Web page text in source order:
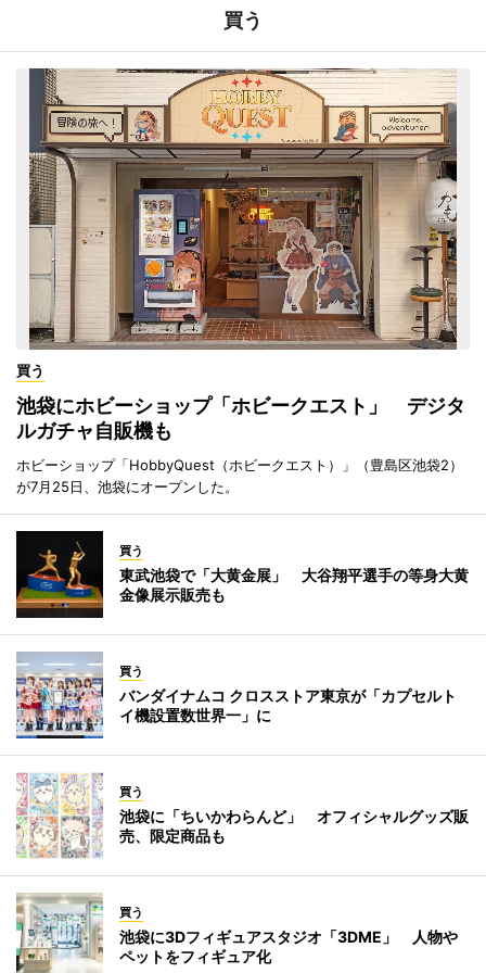
買う
買う
池袋にホビーショップ「ホビークエスト」 デジタ
ルガチャ自販機も
ホビーショップ「HobbyQuest（ホビークエスト）」（豊島区池袋2）
が7月25日、池袋にオープンした。
買う
東武池袋で「大黄金展」 大谷翔平選手の等身大黄
金像展示販売も
買う
バンダイナムコ クロスストア東京が「カプセルト
イ機設置数世界一」に
買う
池袋に「ちいかわらんど」 オフィシャルグッズ販
売、限定商品も
買う
池袋に3Dフィギュアスタジオ「3DME」 人物や
ペットをフィギュア化